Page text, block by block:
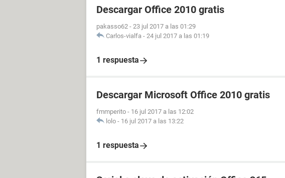
Descargar Office 2010 gratis
pakasso62 - 23 jul 2017 a las 01:29
Carlos-vialfa - 24 jul 2017 a las 01:19
1 respuesta
Descargar Microsoft Office 2010 gratis
fmmperito - 16 jul 2017 a las 12:02
lolo - 16 jul 2017 a las 13:22
1 respuesta